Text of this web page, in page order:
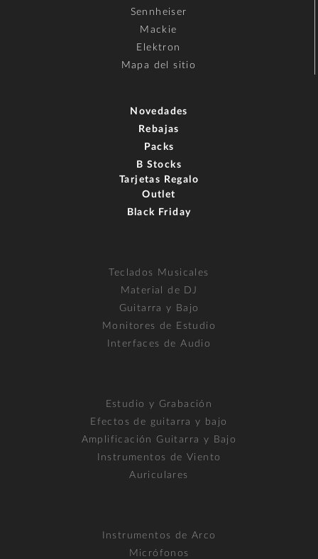
Sennheiser
Mackie
Elektron
Mapa del sitio
Novedades
Rebajas
Packs
B Stocks
Tarjetas Regalo
Outlet
Black Friday
Teclados Musicales
Material de DJ
Guitarra y Bajo
Monitores de Estudio
Interfaces de Audio
Estudio y Grabación
Efectos de guitarra y bajo
Amplificación Guitarra y Bajo
Instrumentos de Viento
Auriculares
Instrumentos de Arco
Micrófonos